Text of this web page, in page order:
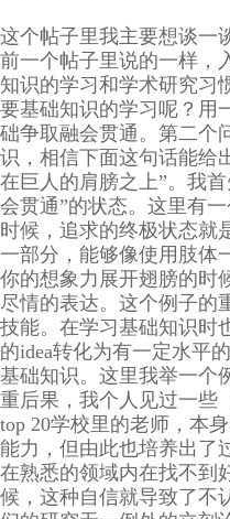
这个帖子里我主要想谈一
前一个帖子里说的一样，
知识的学习和学术研究习
要基础知识的学习呢？用
础争取融会贯通。第二个
识，相信下面这句话能给
在巨人的肩膀之上”。我
会贯通”的状态。这里有
时候，追求的终极状态就
一部分，能够像使用肢体
你的想象力展开翅膀的时
尽情的表达。这个例子的
技能。在学习基础知识时
的idea转化为有一定水平
基础知识。这里我举一个
重后果，我个人见过一些
top 20学校里的老师，本
能力，但由此也培养出了
在熟悉的领域内在找不到
候，这种自信就导致了不